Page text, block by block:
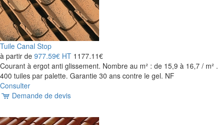
Tuile Canal Stop
à partir de 977.59€ HT 1177.11€
Courant à ergot anti glissement. Nombre au m² : de 15,9 à 16,7 / m² .
400 tuiles par palette. Garantie 30 ans contre le gel. NF
Consulter
Demande de devis